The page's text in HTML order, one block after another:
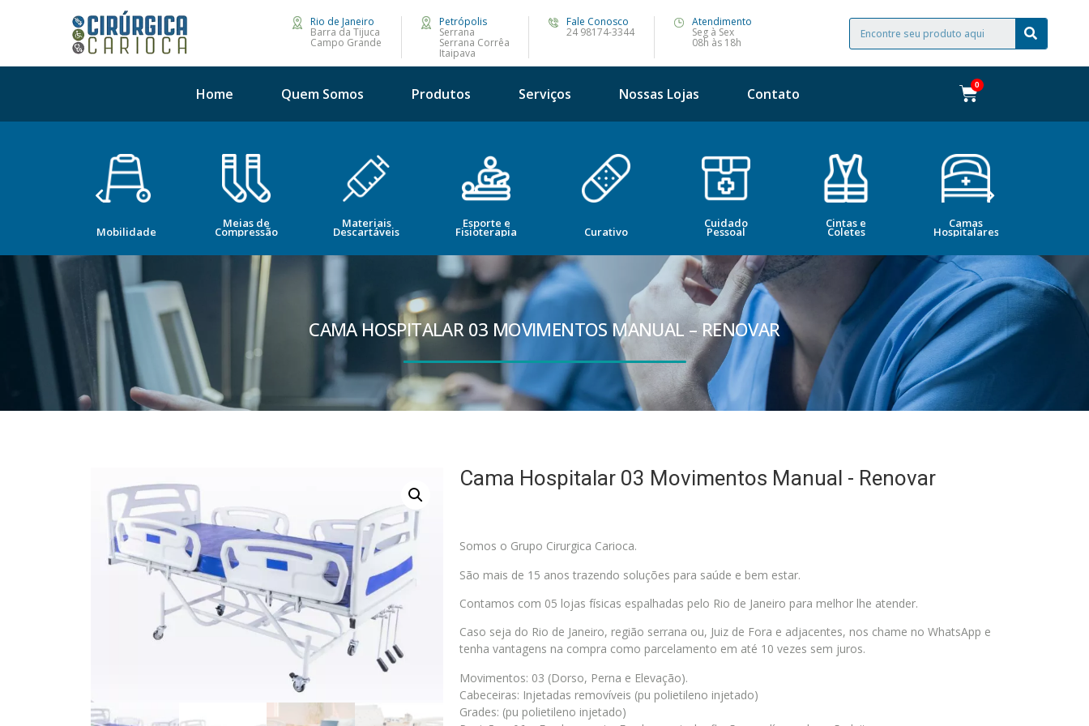
Rio de Janeiro
Barra da Tijuca
Campo Grande
Petrópolis
Serrana
Serrana Corrêa
Itaipava
Fale Conosco
24 98174-3344
Atendimento
Seg à Sex
08h às 18h
Home Quem Somos Produtos Serviços Nossas Lojas Contato
Mobilidade
Meias de
Compressão
Materiais
Descartáveis
Esporte e
Fisioterapia Curativo
Cuidado
Pessoal
Cintas e
Coletes
Camas
Hospitalares
CAMA HOSPITALAR 03 MOVIMENTOS MANUAL – RENOVAR
Cama Hospitalar 03 Movimentos Manual - Renovar
Somos o Grupo Cirurgica Carioca.
São mais de 15 anos trazendo soluções para saúde e bem estar.
Contamos com 05 lojas físicas espalhadas pelo Rio de Janeiro para melhor lhe atender.
Caso seja do Rio de Janeiro, região serrana ou, Juiz de Fora e adjacentes, nos chame no WhatsApp e
tenha vantagens na compra como parcelamento em até 10 vezes sem juros.
Movimentos: 03 (Dorso, Perna e Elevação).
Cabeceiras: Injetadas removíveis (pu polietileno injetado)
Grades: (pu polietileno injetado)